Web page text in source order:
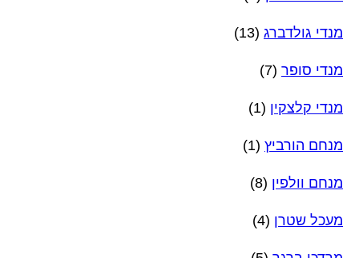
מנדי גולדברג (13)
מנדי סופר (7)
מנדי קלצקין (1)
מנחם הורביץ (1)
מנחם וולפין (8)
מעכל שטרן (4)